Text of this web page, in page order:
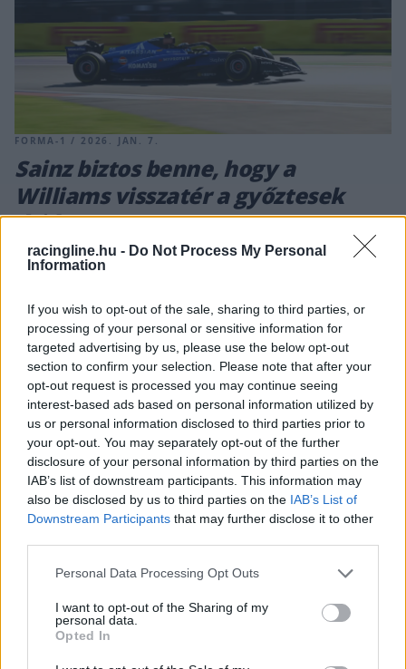
racingline.hu - Do Not Process My Personal
Information
If you wish to opt-out of the sale, sharing to third parties, or
processing of your personal or sensitive information for
targeted advertising by us, please use the below opt-out
section to confirm your selection. Please note that after your
opt-out request is processed you may continue seeing
interest-based ads based on personal information utilized by
us or personal information disclosed to third parties prior to
your opt-out. You may separately opt-out of the further
disclosure of your personal information by third parties on the
IAB’s list of downstream participants. This information may
also be disclosed by us to third parties on the IAB’s List of
Downstream Participants that may further disclose it to other
Please note that this website/app uses one or more Google
not limited to your visit or usage behaviour. You may click to
grant or deny consent to Google and its third-party tags to
use your data for below specified purposes in below Google
consent section.
Personal Data Processing Opt Outs
I want to opt-out of the Sharing of my
personal data.
Opted In
FORMA-1 / 2026. JAN. 7.
Sainz biztos benne, hogy a
Williams visszatér a győztesek
útjára
Sainz a Williamsnél töltött első szezonja után levélben
üzenetben.
FORMA-1 / 2025. DEC. 23.
Az egyik F1-es pilóta elképesztően